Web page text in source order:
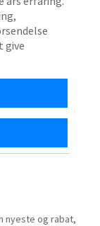
give
nyeste og rabat,